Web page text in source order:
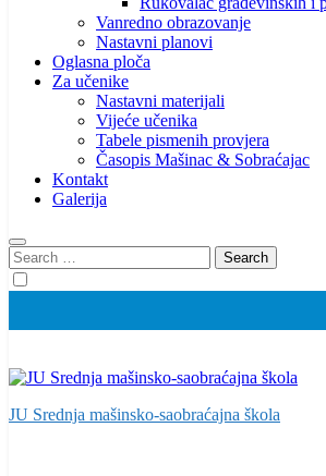
Vanredno obrazovanje
Nastavni planovi
Oglasna ploča
Za učenike
Nastavni materijali
Vijeće učenika
Tabele pismenih provjera
Časopis Mašinac & Sobraćajac
Kontakt
Galerija
Search
for:
JU Srednja mašinsko-saobraćajna škola